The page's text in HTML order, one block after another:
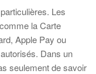
Les
la Carte
Apple Pay ou
Dans un
seulement de savoir